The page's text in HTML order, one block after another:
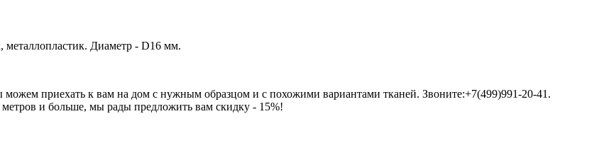
металлопластик. Диаметр - D16 мм.
приехать к вам на дом с нужным образцом и с похожими вариантами тканей. Звоните:+7(499)991-20-41.
и больше, мы рады предложить вам скидку - 15%!